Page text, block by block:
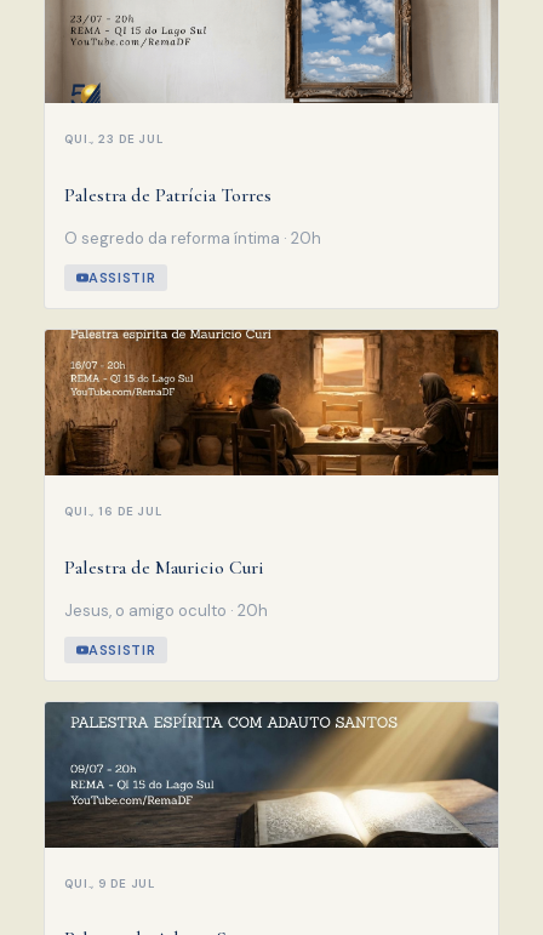
QUI., 23 DE JUL
Palestra de Patrícia Torres
O segredo da reforma íntima · 20h
ASSISTIR
QUI., 16 DE JUL
Palestra de Mauricio Curi
Jesus, o amigo oculto · 20h
ASSISTIR
QUI., 9 DE JUL